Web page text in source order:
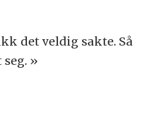
det veldig sakte. Så
»